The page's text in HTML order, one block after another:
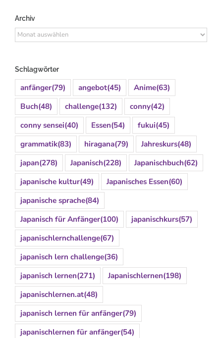
Archiv
Archiv
Schlagwörter
anfänger(79) angebot(45) Anime(63)
Buch(48) challenge(132) conny(42)
conny sensei(40) Essen(54) fukui(45)
grammatik(83) hiragana(79) Jahreskurs(48)
japan(278) Japanisch(228) Japanischbuch(62)
japanische kultur(49) Japanisches Essen(60)
japanische sprache(84)
Japanisch für Anfänger(100) japanischkurs(57)
japanischlernchallenge(67)
japanisch lern challenge(36)
japanisch lernen(271) Japanischlernen(198)
japanischlernen.at(48)
japanisch lernen für anfänger(79)
japanischlernen für anfänger(54)